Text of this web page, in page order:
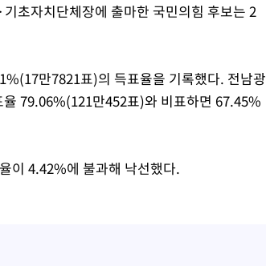
초자치단체장에 출마한 국민의힘 후보는 2
만7821표)의 득표율을 기록했다. 전남광
79.06%(121만452표)와 비표하면 67.45%
이 4.42%에 불과해 낙선했다.